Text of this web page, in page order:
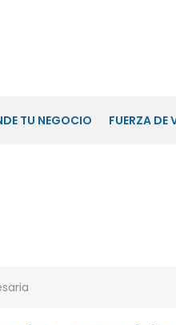
TU NEGOCIO FUERZA DE